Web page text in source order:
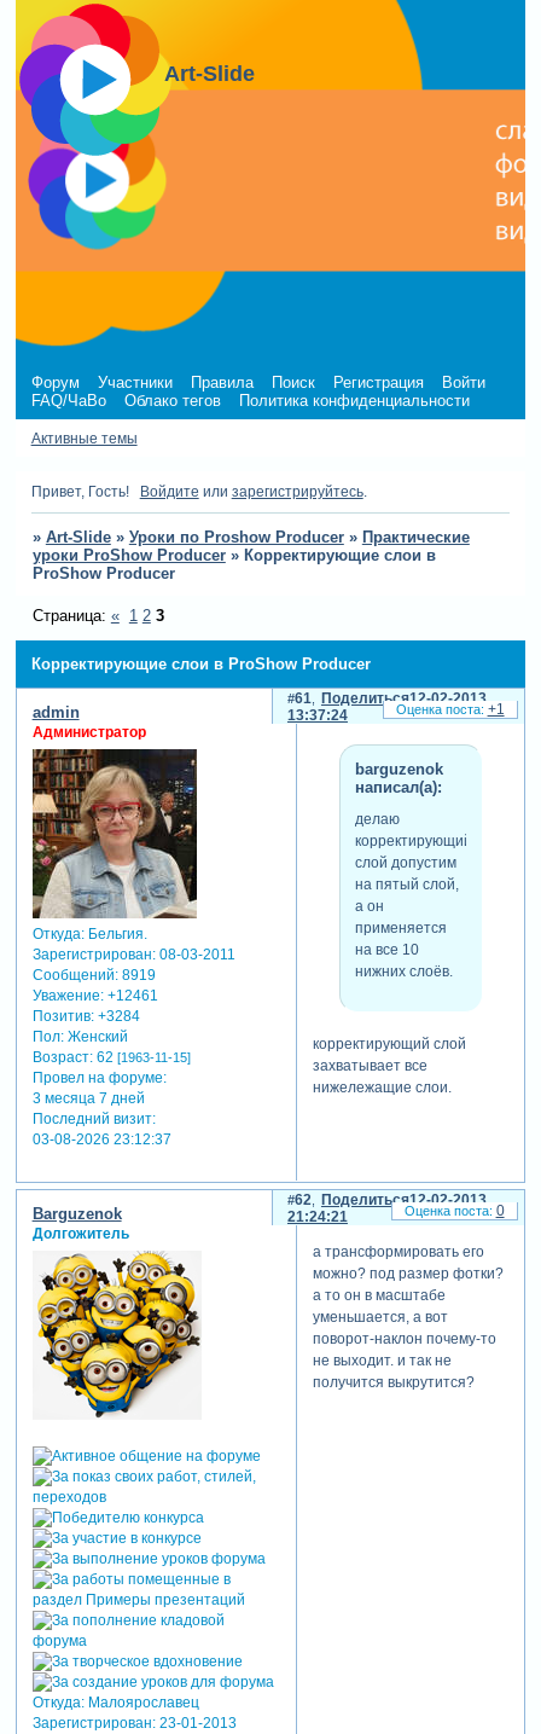
Art-Slide
Форум Участники Правила Поиск Регистрация
Войти
FAQ/ЧаВо
Облако тегов Политика конфиденциальности
Активные темы
Привет, Гость! Войдите или зарегистрируйтесь.
» Art-Slide » Уроки по Proshow Producer » Практические
уроки ProShow Producer » Корректирующие слои в
ProShow Producer
Корректирующие слои в ProShow Producer
Страница: « 1 2 3
Поделиться
61
12-02-2013
13:37:24
admin
Администратор
Откуда:Бельгия.
Зарегистрирован: 08-03-2011
Сообщений:8919
Уважение: +12461
Позитив: +3284
Пол:Женский
Возраст:62 [1963-11-15]
Провел на форуме:
3 месяца 7 дней
Последний визит:
03-08-2026 23:12:37
barguzenok
написал(а):
делаю
корректирующий
слой допустим
на пятый слой,
а он
применяется
на все 10
нижних слоёв.
корректирующий слой
захватывает все
нижележащие слои.
+1
Поделиться
62
12-02-2013
21:24:21
Barguzenok
Долгожитель
Откуда:Малоярославец
Зарегистрирован: 23-01-2013
а трансформировать его
можно? под размер фотки?
а то он в масштабе
уменьшается, а вот
поворот-наклон почему-то
не выходит. и так не
получится выкрутится?
0